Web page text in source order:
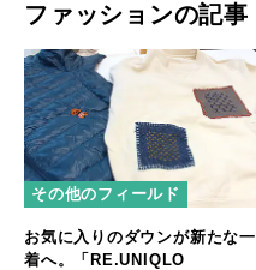
ファッションの記事
その他のフィールド
お気に入りのダウンが新たな一
着へ。「RE.UNIQLO